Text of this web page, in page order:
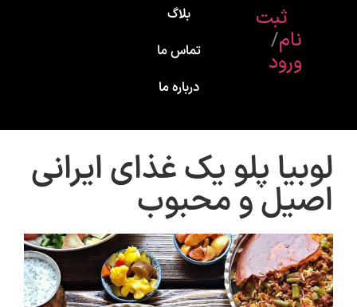
ثبت
نام/
ورود
بلاگ
تماس ما
درباره ما
لوبیا پلو یک غذای ایرانی
اصیل و محبوب